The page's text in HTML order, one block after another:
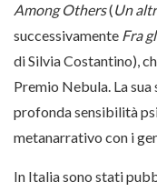
Among Others(Un
successivamente Fra
di Silvia Costantino),
Premio Nebula. La
profonda sensibilità
metanarrativo con i
In Italia sono stati